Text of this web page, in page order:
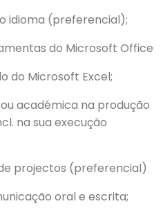
idioma (preferencial);
do Microsoft Office
do Microsoft Excel;
académica na produção
na sua execução
projectos (preferencial)
oral e escrita;